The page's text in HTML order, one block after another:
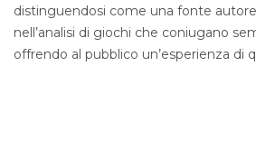
distinguendosi come una fonte
nell’analisi di giochi che coniugano
offrendo al pubblico un’esperienza di